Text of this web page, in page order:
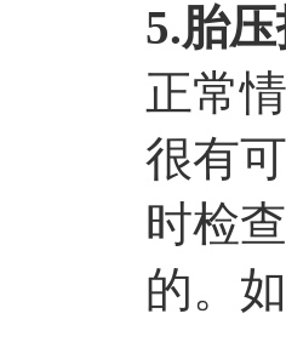
5.胎
正常
很有
时检
的。